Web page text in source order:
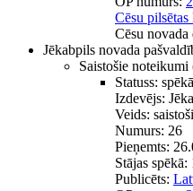
Cēsu
Cēsu
Jēkabpils novada
Saistošie noteikumi
Statuss:
Izdevējs:
Veids:
Numurs: 26
Pieņemts:
Stājas spēkā:
Publicēts: